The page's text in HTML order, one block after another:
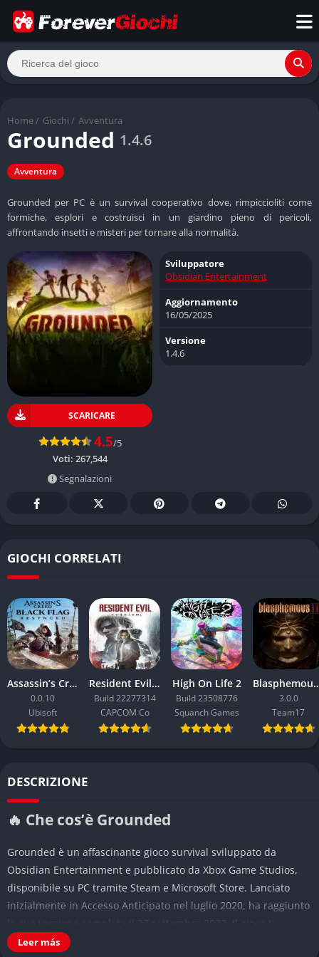
Home / Giochi / Avventura
Grounded 1.4.6
Avventura
Grounded per PC è un survival cooperativo dove, rimpiccioliti come
formiche, esplori e costruisci in un giardino pieno di pericoli,
affrontando insetti e misteri per tornare alla normalità.
SCARICARE
4.5/5
Voti: 267,544
Segnalazioni
Sviluppatore
Obsidian Entertainment
Aggiornamento
16/05/2025
Versione
1.4.6
GIOCHI CORRELATI
Assassin’s Creed Black Flag Resynced
0.0.10
Ubisoft
Resident Evil Requiem
Build 22277314
CAPCOM Co
High On Life 2
Build 23508776
Squanch Games
3.0.0
Team17
DESCRIZIONE
🔥 Che cos’è Grounded
Grounded è un affascinante gioco survival sviluppato da
Obsidian Entertainment e pubblicato da Xbox Game Studios,
disponibile su PC tramite Steam e Microsoft Store. Lanciato
inizialmente in Accesso Anticipato nel luglio 2020, ha raggiunto
catapulta in un’avventura unica dove interpreti uno di quattro
Leer más